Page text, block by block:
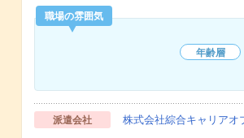
職場の雰囲気
年齢層
派遣会社 株式会社綜合キャリア